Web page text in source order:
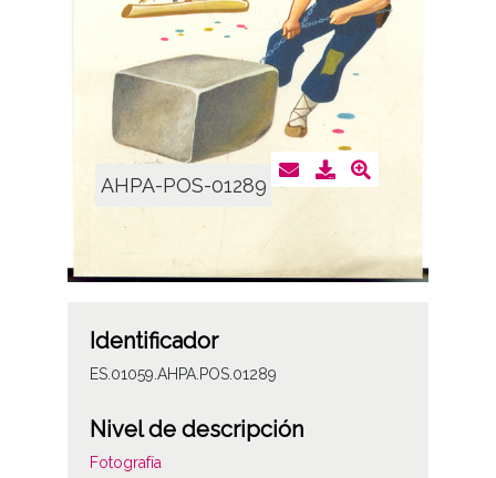
AHPA-POS-01289
Identificador
ES.01059.AHPA.POS.01289
Nivel de descripción
Fotografía